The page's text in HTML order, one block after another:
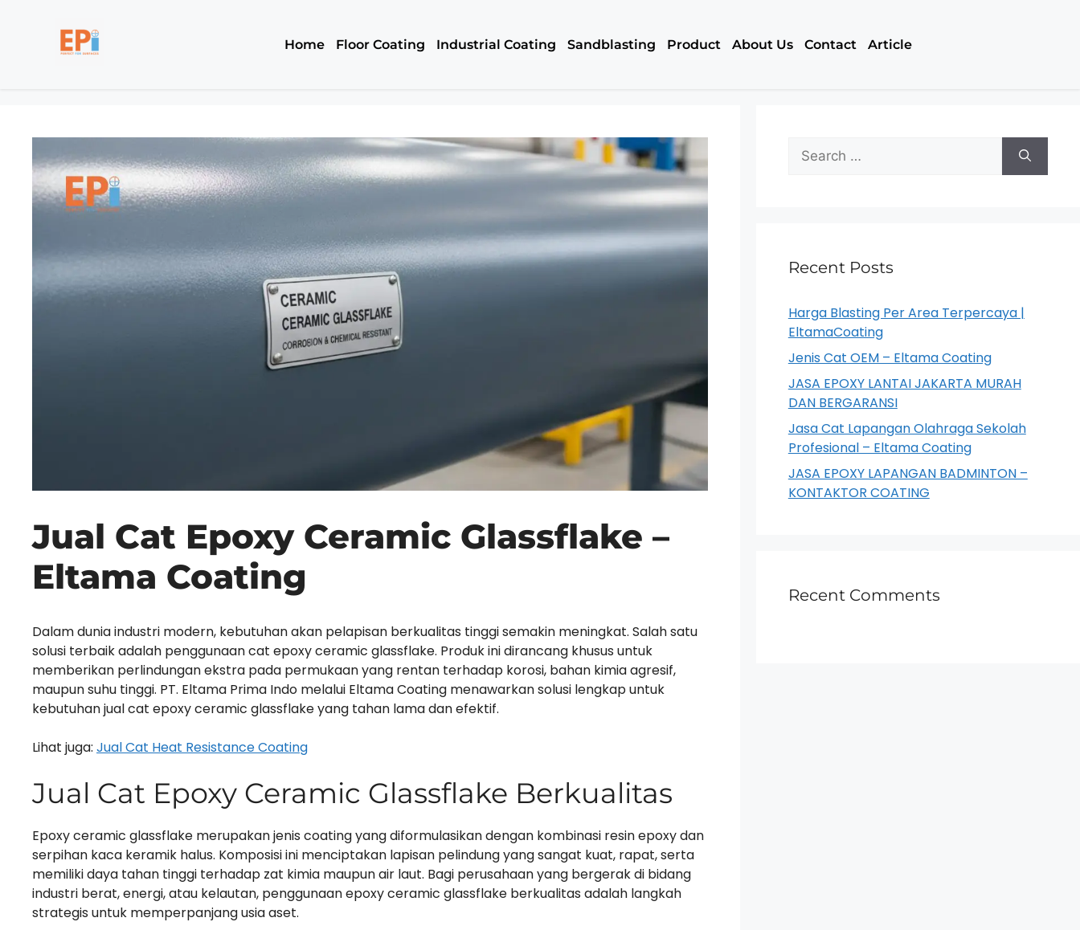
Home Floor Coating Industrial Coating Sandblasting Product About Us Contact Article
Jual Cat Epoxy Ceramic Glassflake –
Eltama Coating
Dalam dunia industri modern, kebutuhan akan pelapisan berkualitas tinggi semakin meningkat. Salah satu
solusi terbaik adalah penggunaan cat epoxy ceramic glassflake. Produk ini dirancang khusus untuk
memberikan perlindungan ekstra pada permukaan yang rentan terhadap korosi, bahan kimia agresif,
maupun suhu tinggi. PT. Eltama Prima Indo melalui Eltama Coating menawarkan solusi lengkap untuk
kebutuhan jual cat epoxy ceramic glassflake yang tahan lama dan efektif.
Lihat juga: Jual Cat Heat Resistance Coating
Jual Cat Epoxy Ceramic Glassflake Berkualitas
Epoxy ceramic glassflake merupakan jenis coating yang diformulasikan dengan kombinasi resin epoxy dan
serpihan kaca keramik halus. Komposisi ini menciptakan lapisan pelindung yang sangat kuat, rapat, serta
memiliki daya tahan tinggi terhadap zat kimia maupun air laut. Bagi perusahaan yang bergerak di bidang
industri berat, energi, atau kelautan, penggunaan epoxy ceramic glassflake berkualitas adalah langkah
strategis untuk memperpanjang usia aset.
Recent Posts
Harga Blasting Per Area Terpercaya |
EltamaCoating
Jenis Cat OEM – Eltama Coating
JASA EPOXY LANTAI JAKARTA MURAH
DAN BERGARANSI
Jasa Cat Lapangan Olahraga Sekolah
Profesional – Eltama Coating
JASA EPOXY LAPANGAN BADMINTON –
KONTAKTOR COATING
Recent Comments